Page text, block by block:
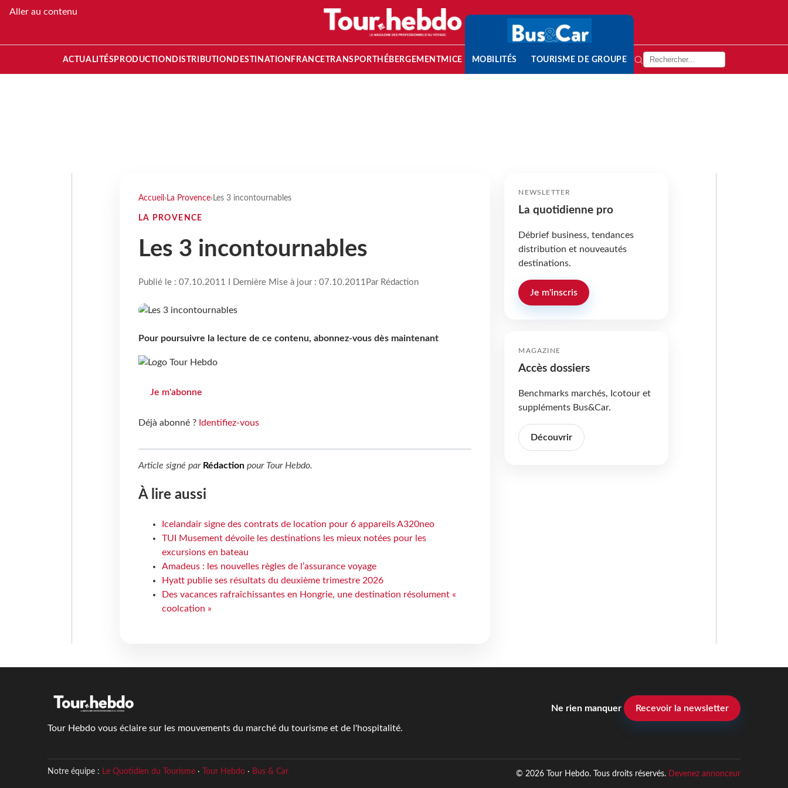
Aller au contenu
ACTUALITÉS PRODUCTION DISTRIBUTION DESTINATION FRANCETRANSPORT HÉBERGEMENTMICE MOBILITÉS TOURISME DE GROUPE
Accueil › La Provence› Les 3 incontournables
LA PROVENCE
Les 3 incontournables
Publié le : 07.10.2011 I Dernière Mise à jour : 07.10.2011 Par Rédaction
Pour poursuivre la lecture de ce contenu, abonnez-vous dès maintenant
Je m'abonne
Déjà abonné ? Identifiez-vous
Article signé par Rédactionpour Tour Hebdo.
À lire aussi
Icelandair signe des contrats de location pour 6 appareils A320neo
TUI Musement dévoile les destinations les mieux notées pour les
excursions en bateau
Amadeus : les nouvelles règles de l’assurance voyage
Hyatt publie ses résultats du deuxième trimestre 2026
Des vacances rafraîchissantes en Hongrie, une destination résolument «
coolcation »
NEWSLETTER
La quotidienne pro
Débrief business, tendances
distribution et nouveautés
destinations.
Je m'inscris
MAGAZINE
Accès dossiers
Benchmarks marchés, Icotour et
suppléments Bus&Car.
Découvrir
Tour Hebdo vous éclaire sur les mouvements du marché du tourisme et de l'hospitalité.
Ne rien manquer Recevoir la newsletter
Notre équipe : Le Quotidien du Tourisme· Tour Hebdo· Bus & Car © 2026 Tour Hebdo. Tous droits réservés. Devenez annonceur